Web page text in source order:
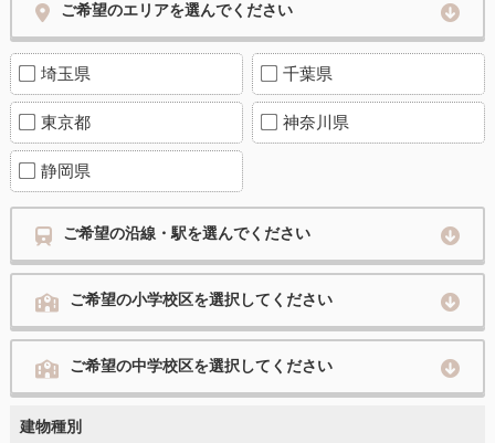
ご希望のエリアを選んでください
埼玉県 千葉県
東京都 神奈川県
静岡県
ご希望の沿線・駅を選んでください
ご希望の小学校区を選択してください
ご希望の中学校区を選択してください
建物種別